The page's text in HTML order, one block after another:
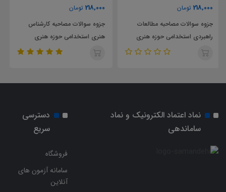
218,000 تومان
جزوه سوالات مصاحبه کارشناس
هنری استخدامی حوزه هنری
انقلاب اسلامی
218,000 تومان
جزوه سوالات مصاحبه کارشناس
تولید استخدامی حوزه هنری انقلاب
اسلامی
نماد اعتماد الکترونیک و نماد
ساماندهی
دسترسی
سریع
فروشگاه
سامانه آزمون های
آنلاین